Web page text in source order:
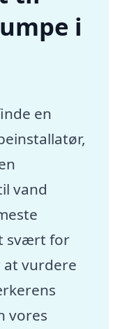
i
en
vand
svært for
at vurdere
vores